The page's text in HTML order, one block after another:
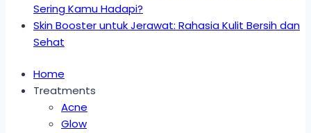
Sering Kamu Hadapi?
Skin Booster untuk Jerawat: Rahasia Kulit Bersih dan
Sehat
Home
Treatments
Acne
Glow